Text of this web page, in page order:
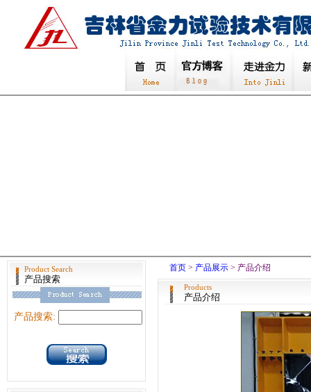
Product Search
产品搜索
产品搜索:
首页 > 产品展示 > 产品介绍
Products
产品介绍